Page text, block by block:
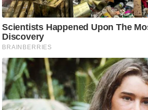
नी
ति
वि
श्ले
ष
ण
स
म